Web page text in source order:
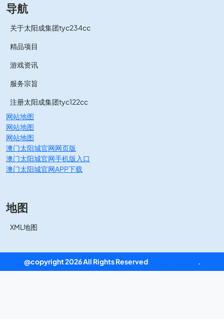
导航
关于太阳成集团tyc234cc
精品项目
游戏资讯
服务宗旨
注册太阳成集团tyc122cc
网站地图
网站地图
网站地图
澳门太阳城官网网页版
澳门太阳城官网手机版入口
澳门太阳城官网APP下载
地图
XML地图
@copyright 2026 All Rights Reserved .